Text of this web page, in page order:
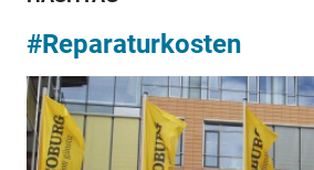
#Reparaturkosten